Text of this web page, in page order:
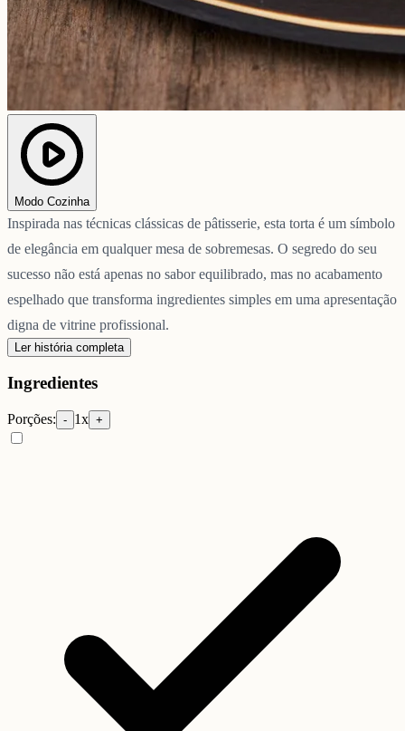
Modo Cozinha
Inspirada nas técnicas clássicas de pâtisserie, esta torta é um símbolo
de elegância em qualquer mesa de sobremesas. O segredo do seu
sucesso não está apenas no sabor equilibrado, mas no acabamento
espelhado que transforma ingredientes simples em uma apresentação
digna de vitrine profissional.
Ler história completa
Ingredientes
Porções: - 1x +